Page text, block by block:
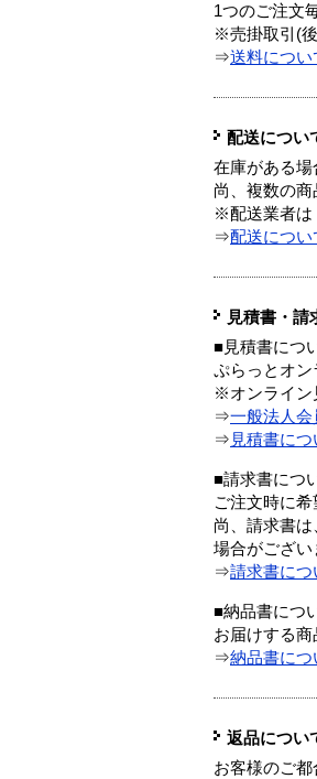
1つのご注文
※売掛取引(
⇒送料につい
配送につい
在庫がある場
尚、複数の商
※配送業者は
⇒配送につい
見積書・請
■見積書につ
ぷらっとオン
※オンライン
⇒一般法人会
⇒ 見積書に
■請求書につ
ご注文時に
尚、請求書
場合がござい
⇒請求書につ
■納品書につ
お届けする商
⇒納品書につ
返品につい
お客様のご